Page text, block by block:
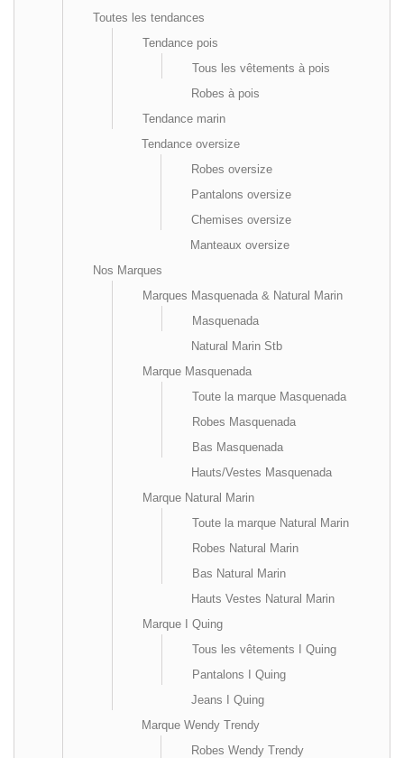
Toutes les tendances
Tendance pois
Tous les vêtements à pois
Robes à pois
Tendance marin
Tendance oversize
Robes oversize
Pantalons oversize
Chemises oversize
Manteaux oversize
Nos Marques
Marques Masquenada & Natural Marin
Masquenada
Natural Marin Stb
Marque Masquenada
Toute la marque Masquenada
Robes Masquenada
Bas Masquenada
Hauts/Vestes Masquenada
Marque Natural Marin
Toute la marque Natural Marin
Robes Natural Marin
Bas Natural Marin
Hauts Vestes Natural Marin
Marque I Quing
Tous les vêtements I Quing
Pantalons I Quing
Jeans I Quing
Marque Wendy Trendy
Robes Wendy Trendy